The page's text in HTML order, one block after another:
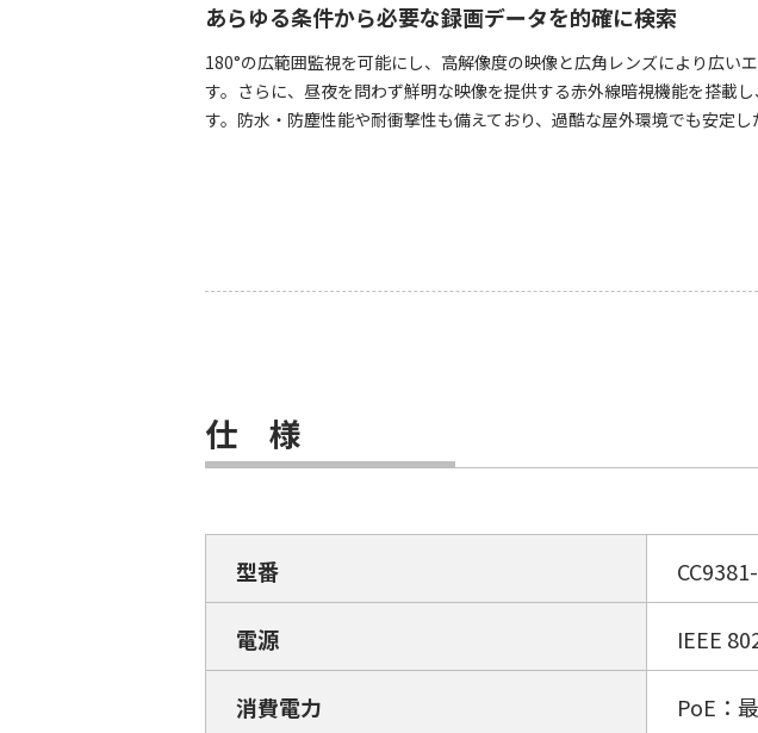
あらゆる条件から必要な録画データを的確に検索
180°の広範囲監視を可能にし、高解像度の映像と広角レンズにより広い
す。 ​さらに、昼夜を問わず鮮明な映像を提供する赤外線暗視機能を搭載
す。​防水・防塵性能や耐衝撃性も備えており、過酷な屋外環境でも安定し
仕 様
型番
電源 IEEE
消費電力 PoE：